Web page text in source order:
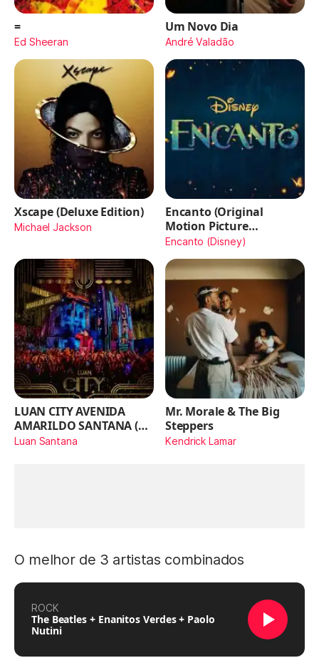
=
Ed Sheeran
Um Novo Dia
André Valadão
Xscape (Deluxe Edition)
Michael Jackson
Encanto (Original
Motion Picture
Soundtrack)
Encanto (Disney)
LUAN CITY AVENIDA
AMARILDO SANTANA (Ao
Vivo)
Luan Santana
Mr. Morale & The Big
Steppers
Kendrick Lamar
O melhor de 3 artistas combinados
ROCK
The Beatles + Enanitos Verdes + Paolo
Nutini